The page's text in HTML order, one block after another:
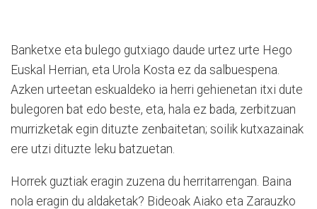
Banketxe eta bulego gutxiago daude urtez urte Hego
Euskal Herrian, eta Urola Kosta ez da salbuespena.
Azken urteetan eskualdeko ia herri gehienetan itxi dute
bulegoren bat edo beste, eta, hala ez bada, zerbitzuan
murrizketak egin dituzte zenbaitetan; soilik kutxazainak
ere utzi dituzte leku batzuetan.
Horrek guztiak eragin zuzena du herritarrengan. Baina
nola eragin du aldaketak? Bideoak Aiako eta Zarauzko